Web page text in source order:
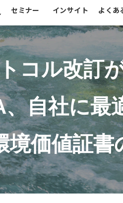
セミナー インサイト よくあ
コル改訂
自社に最
価値証書